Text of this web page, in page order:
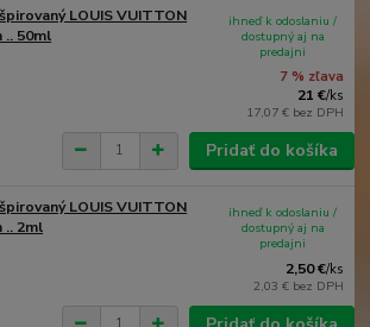
LOUIS VUITTON
.. 50ml
7 % zľava
21 €/ks
17,07 € bez DPH
ihneď k odoslaniu /
dostupný aj na
predajni
Pridať do košíka
LOUIS VUITTON
.. 2ml
2,50 €/ks
2,03 € bez DPH
ihneď k odoslaniu /
dostupný aj na
predajni